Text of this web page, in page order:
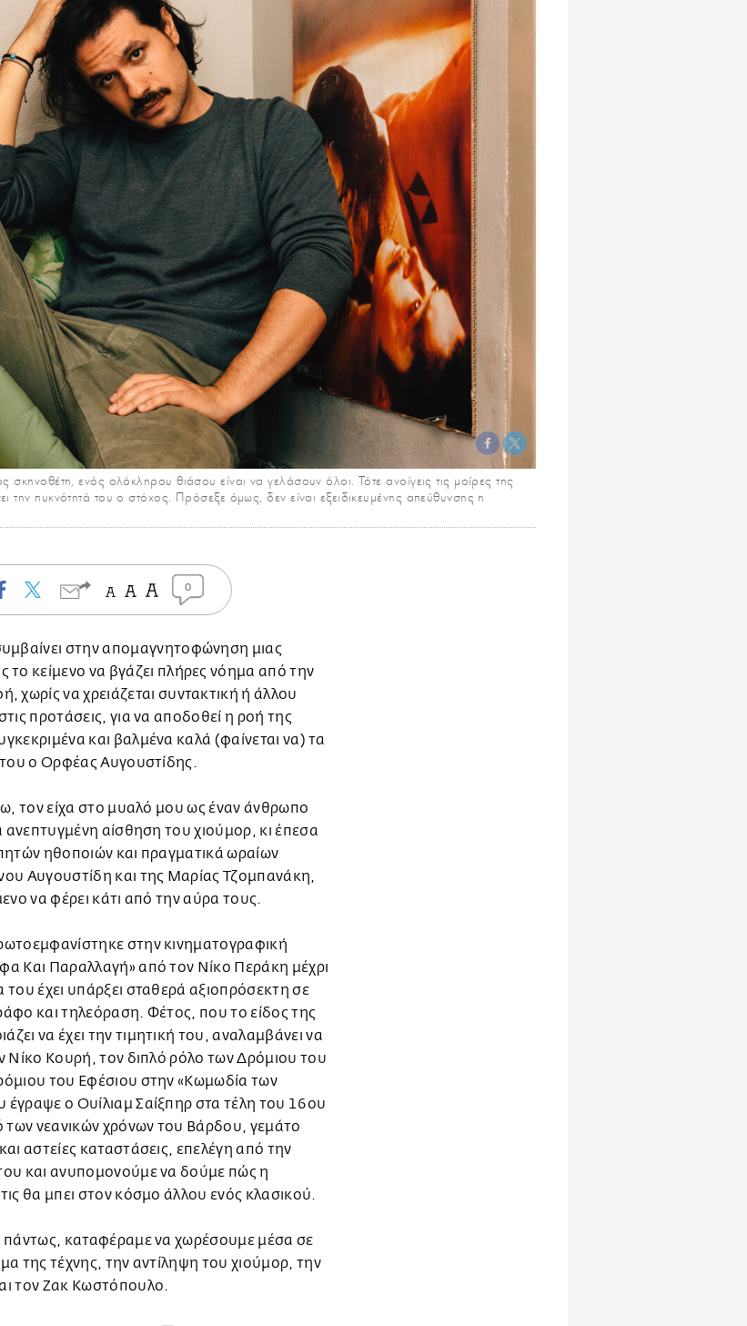
ενός ολόκληρου θιάσου είναι να γελάσουν όλοι. Τότε ανοίγεις τις μοίρες της
την πυκνότητά του ο στόχος. Πρόσεξε όμως, δεν είναι εξειδικευμένης απεύθυνσης η
0
στην απομαγνητοφώνηση μιας
το κείμενο να βγάζει πλήρες νόημα από την
χωρίς να χρειάζεται συντακτική ή άλλου
προτάσεις, για να αποδοθεί η ροή της
και βαλμένα καλά (φαίνεται να) τα
ο Ορφέας Αυγουστίδης.
τον είχα στο μυαλό μου ως έναν άνθρωπο
ανεπτυγμένη αίσθηση του χιούμορ, κι έπεσα
ηθοποιών και πραγματικά ωραίων
Αυγουστίδη και της Μαρίας Τζομπανάκη,
να φέρει κάτι από την αύρα τους.
στην κινηματογραφική
Και Παραλλαγή» από τον Νίκο Περάκη μέχρι
έχει υπάρξει σταθερά αξιοπρόσεκτη σε
και τηλεόραση. Φέτος, που το είδος της
να έχει την τιμητική του, αναλαμβάνει να
Νίκο Κουρή, τον διπλό ρόλο των Δρόμιου του
του Εφέσιου στην «Κωμωδία των
ο Ουίλιαμ Σαίξπηρ στα τέλη του 16ου
των νεανικών χρόνων του Βάρδου, γεμάτο
αστείες καταστάσεις, επελέγη από την
και ανυπομονούμε να δούμε πώς η
θα μπει στον κόσμο άλλου ενός κλασικού.
πάντως, καταφέραμε να χωρέσουμε μέσα σε
της τέχνης, την αντίληψη του χιούμορ, την
τον Ζακ Κωστόπουλο.